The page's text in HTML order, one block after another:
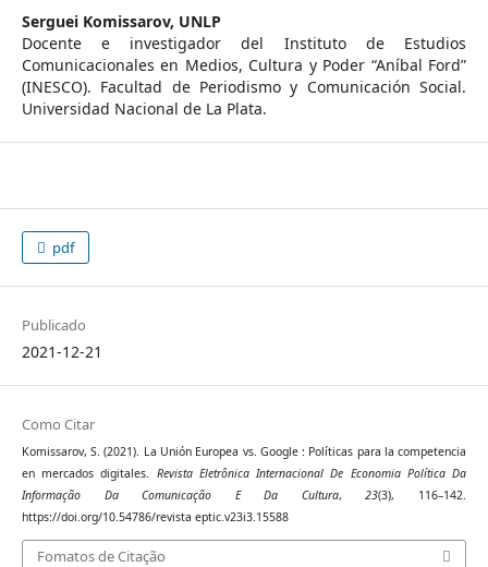
Serguei Komissarov, UNLP
Docente e investigador del Instituto de Estudios
Comunicacionales en Medios, Cultura y Poder “Aníbal Ford”
(INESCO). Facultad de Periodismo y Comunicación Social.
Universidad Nacional de La Plata.
pdf
Publicado
2021-12-21
Como Citar
Komissarov, S. (2021). La Unión Europea vs. Google : Políticas para la competencia
en mercados digitales. Revista Eletrônica Internacional De Economia Política Da
Informação Da Comunicação E Da Cultura,23(3), 116–142.
https://doi.org/10.54786/revista eptic.v23i3.15588
Fomatos de Citação